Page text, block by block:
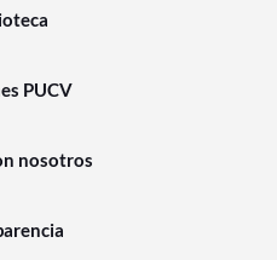
PUCV
nosotros